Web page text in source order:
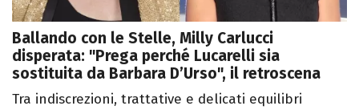
Ballando con le Stelle, Milly Carlucci
disperata: "Prega perché Lucarelli sia
sostituita da Barbara D’Urso", il retroscena
Tra indiscrezioni, trattative e delicati equilibri